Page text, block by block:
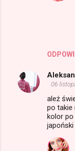
06
ależ
po takie
kolor po
japoński